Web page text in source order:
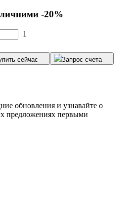
-20%
1
сейчас Запрос счета
обновления и узнавайте о
предложениях первыми